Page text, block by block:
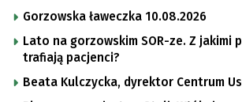
Gorzowska ławeczka 10.08.2026
Lato na gorzowskim SOR-ze. Z jakimi
trafiają pacjenci?
Beata Kulczycka, dyrektor Centrum